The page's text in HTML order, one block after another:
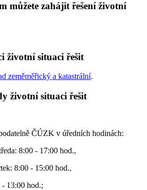
můžete zahájit řešení životní
životní situaci řešit
zeměměřický a katastrální.
životní situaci řešit
ČÚZK v úředních hodinách:
8:00 - 17:00 hod.,
8:00 - 15:00 hod.,
13:00 hod.;